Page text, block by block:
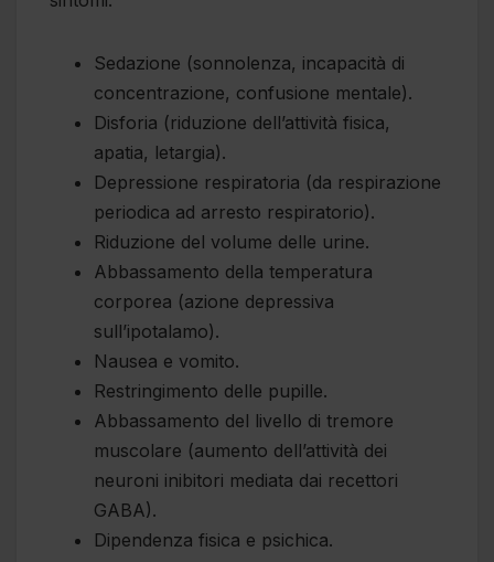
Sedazione (sonnolenza, incapacità di
concentrazione, confusione mentale).
Disforia (riduzione dell’attività fisica,
apatia, letargia).
Depressione respiratoria (da respirazione
periodica ad arresto respiratorio).
Riduzione del volume delle urine.
Abbassamento della temperatura
corporea (azione depressiva
sull’ipotalamo).
Nausea e vomito.
Restringimento delle pupille.
Abbassamento del livello di tremore
muscolare (aumento dell’attività dei
neuroni inibitori mediata dai recettori
GABA).
Dipendenza fisica e psichica.